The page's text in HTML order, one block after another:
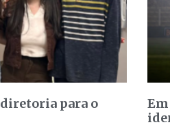
diretoria para o